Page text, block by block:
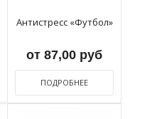
Антистресс «Футбол»
от 87,00 руб
ПОДРОБНЕЕ